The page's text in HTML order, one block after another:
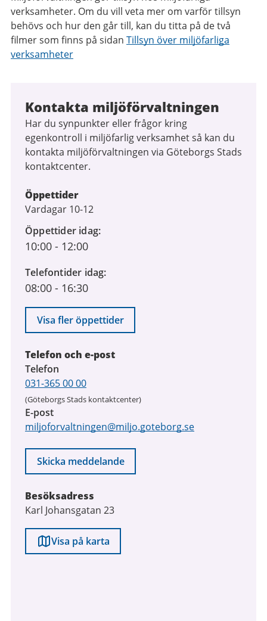
verksamheter. Om du vill veta mer om varför tillsyn
behövs och hur den går till, kan du titta på de två
filmer som finns på sidan Tillsyn över miljöfarliga
verksamheter
Kontakta miljöförvaltningen
Har du synpunkter eller frågor kring
egenkontroll i miljöfarlig verksamhet så kan du
kontakta miljöförvaltningen via Göteborgs Stads
kontaktcenter.
Öppettider
Vardagar 10-12
Öppettider idag
10:00 - 12:00
Telefontider idag
08:00 - 16:30
Visa fler öppettider
Telefon och e-post
Telefon
031-365 00 00
(Göteborgs Stads kontaktcenter)
E-post
miljoforvaltningen@miljo.goteborg.se
Skicka meddelande
Besöksadress
Karl Johansgatan 23
Visa på karta